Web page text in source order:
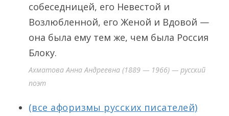
собеседницей, его Невестой и
Возлюбленной, его Женой и Вдовой —
она была ему тем же, чем была Россия
Блоку.
Ахматова Анна Андреевна (1889 — 1966) — русский
поэт
(все афоризмы русских писателей)